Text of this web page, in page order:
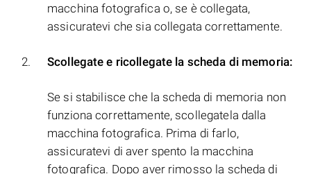
macchina fotografica o, se è collegata,
assicuratevi che sia collegata correttamente.
Scollegate e ricollegate la scheda di memoria:
Se si stabilisce che la scheda di memoria non
funziona correttamente, scollegatela dalla
macchina fotografica. Prima di farlo,
assicuratevi di aver spento la macchina
fotografica. Dopo aver rimosso la scheda di